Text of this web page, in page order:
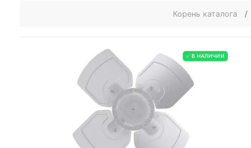
Корень каталога /
✅ В НАЛИЧИИ